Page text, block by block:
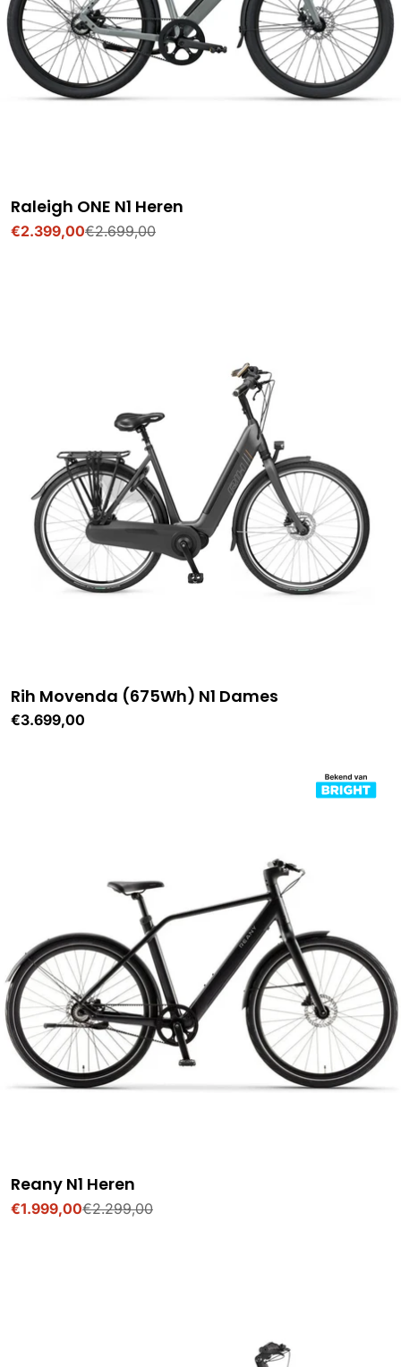
Raleigh ONE N1 Heren
Verkoopprijs
€2.399,00
Normale
€2.699,00
Rih Movenda (675Wh) N1 Dames
Normale
€3.699,00
Reany N1 Heren
Verkoopprijs
€1.999,00
Normale
€2.299,00